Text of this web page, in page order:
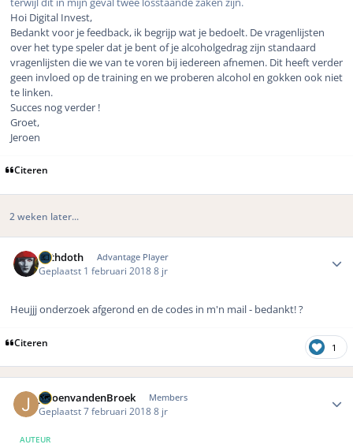
Hoi Digital Invest,
Bedankt voor je feedback, ik begrijp wat je bedoelt. De vragenlijsten
over het type speler dat je bent of je alcoholgedrag zijn standaard
vragenlijsten die we van te voren bij iedereen afnemen. Dit heeft verder
geen invloed op de training en we proberen alcohol en gokken ook niet
te linken.
Succes nog verder !
Groet,
Jeroen
Citeren
2 weken later...
bethdoth Advantage Player
Geplaatst 1 februari 20188 jr
Heujjj onderzoek afgerond en de codes in m'n mail - bedankt! ?
Citeren 1
JeroenvandenBroek Members
Geplaatst7 februari 20188 jr
AUTEUR